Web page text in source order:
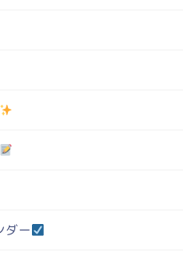
ダー